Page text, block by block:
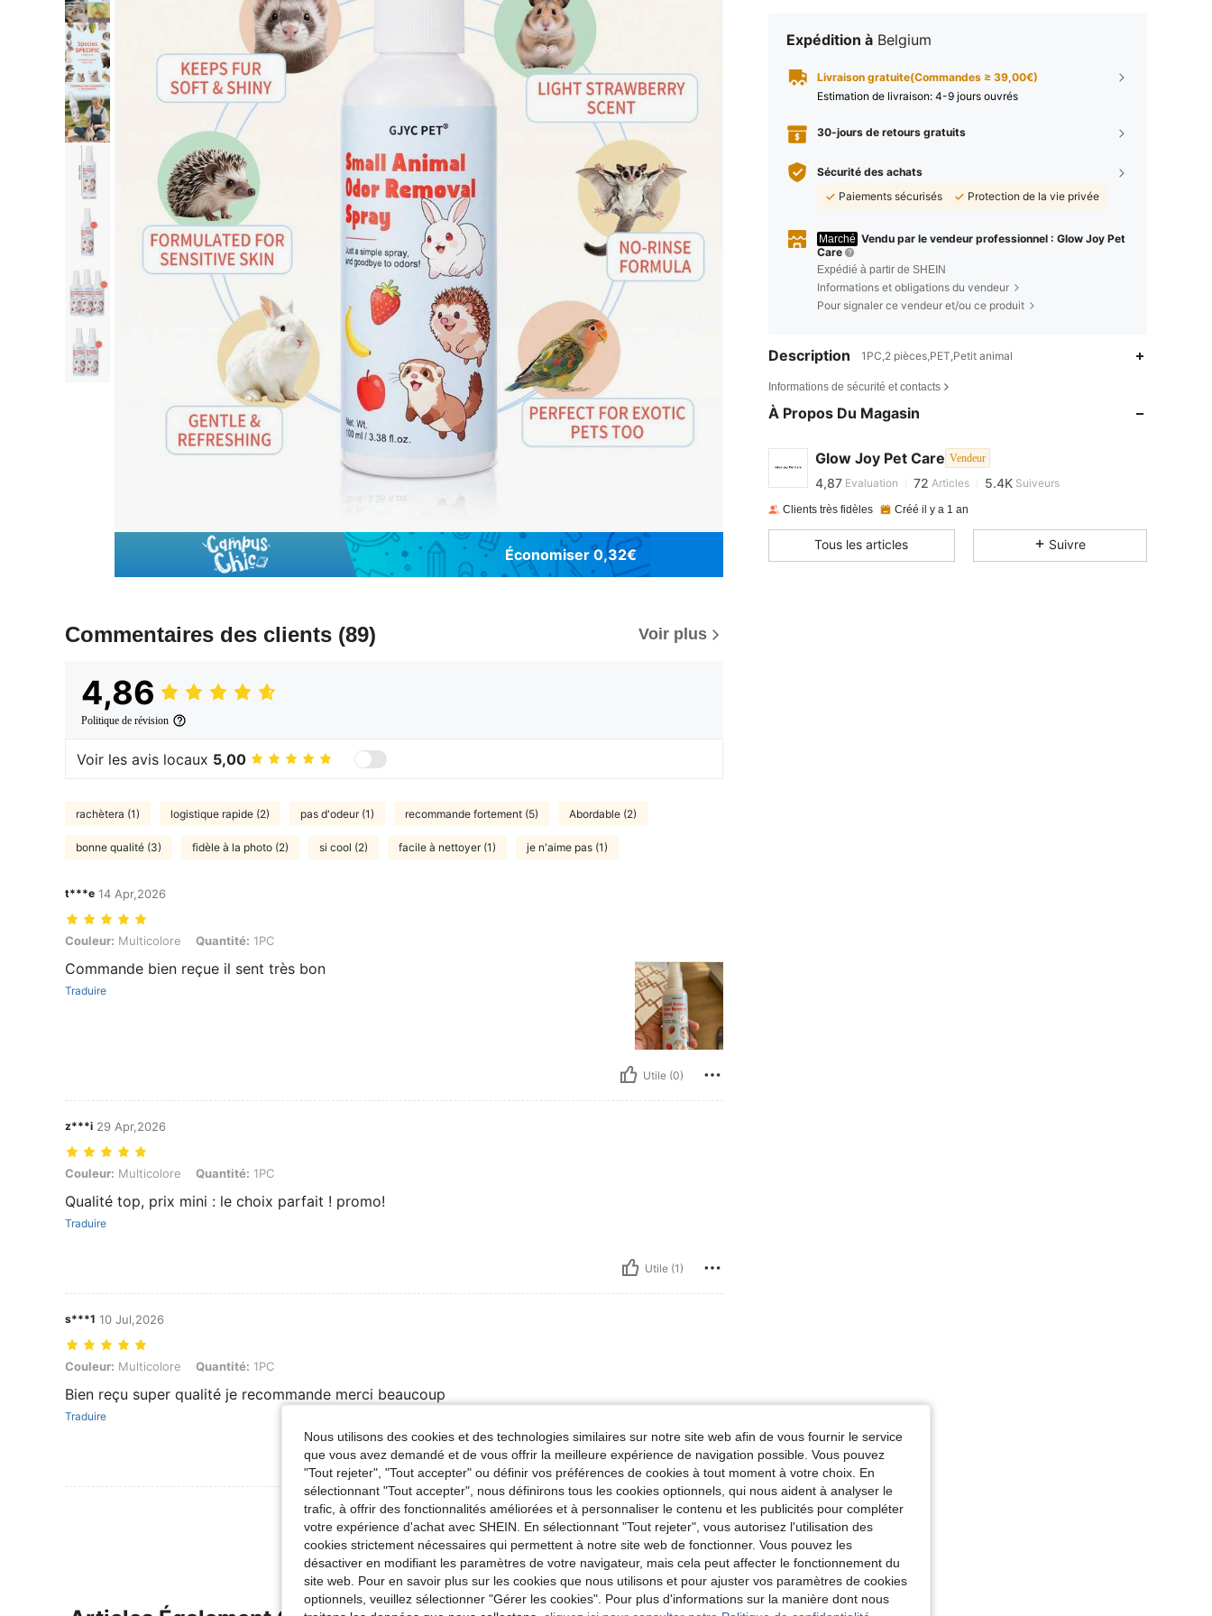
Économiser 0,32€
Commentaires des clients (89) Voir plus
4,86
Politique de révision
Voir les avis locaux 5,00
rachètera (1) logistique rapide (2) pas d'odeur (1) recommande fortement (5) Abordable (2)
bonne qualité (3) fidèle à la photo (2) si cool (2) facile à nettoyer (1) je n'aime pas (1)
t***e 14 Apr,2026
Couleur: Multicolore, Quantité: 1PC
Couleur: Multicolore Quantité: 1PC
Commande bien reçue il sent très bon
Traduire
Utile (0)
z***i 29 Apr,2026
Couleur: Multicolore, Quantité: 1PC
Couleur: Multicolore Quantité: 1PC
Qualité top, prix mini : le choix parfait ! promo!
Traduire
Utile (1)
s***1 10 Jul,2026
Couleur: Multicolore, Quantité: 1PC
Couleur: Multicolore Quantité: 1PC
Bien reçu super qualité je recommande merci beaucoup
Traduire
Utile (0)
Voir Plus D'avis
Expédition à Belgium
Livraison gratuite(Commandes ≥ 39,00€)
Estimation de livraison: 4-9 jours ouvrés
30-jours de retours gratuits
Sécurité des achats
Paiements sécurisés
Protection de la vie privée
Marché Vendu par le vendeur professionnel : Glow Joy Pet
Care
Expédié à partir de SHEIN
Informations et obligations du vendeur
Pour signaler ce vendeur et/ou ce produit
Description 1PC,2 pièces,PET,Petit animal
Informations de sécurité et contacts
À Propos Du Magasin
Glow Joy Pet Care Vendeur
4,87
72
5.4K
4,87 Evaluation 72 Articles 5.4K Suiveurs
Clients très fidèles Créé il y a 1 an
Tous les articles Suivre
Nous utilisons des cookies et des technologies similaires sur notre site web afin de vous fournir le service
que vous avez demandé et de vous offrir la meilleure expérience de navigation possible. Vous pouvez
"Tout rejeter", "Tout accepter" ou définir vos préférences de cookies à tout moment à votre choix. En
sélectionnant "Tout accepter", nous définirons tous les cookies optionnels, qui nous aident à analyser le
trafic, à offrir des fonctionnalités améliorées et à personnaliser le contenu et les publicités pour compléter
votre expérience d'achat avec SHEIN. En sélectionnant "Tout rejeter", vous autorisez l'utilisation des
cookies strictement nécessaires qui permettent à notre site web de fonctionner. Vous pouvez les
désactiver en modifiant les paramètres de votre navigateur, mais cela peut affecter le fonctionnement du
site web. Pour en savoir plus sur les cookies que nous utilisons et pour ajuster vos paramètres de cookies
optionnels, veuillez sélectionner "Gérer les cookies". Pour plus d'informations sur la manière dont nous